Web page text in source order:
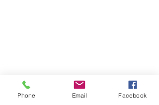
Phone Email Facebook